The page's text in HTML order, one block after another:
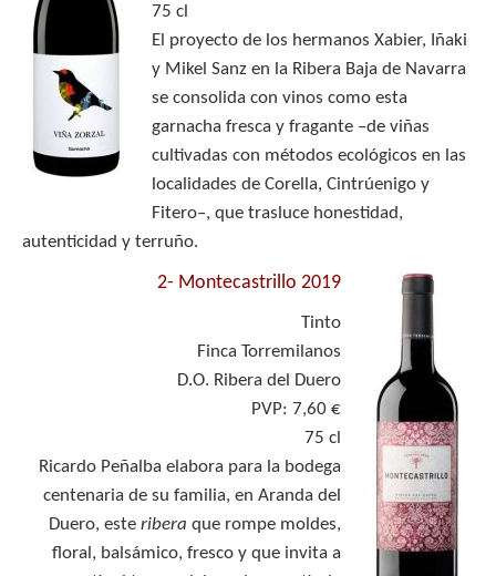
75 cl
El proyecto de los hermanos Xabier, Iñaki
y Mikel Sanz en la Ribera Baja de Navarra
se consolida con vinos como esta
garnacha fresca y fragante –de viñas
cultivadas con métodos ecológicos en las
localidades de Corella, Cintrúenigo y
Fitero–, que trasluce honestidad,
autenticidad y terruño.
2- Montecastrillo 2019
Tinto
Finca Torremilanos
D.O. Ribera del Duero
PVP: 7,60 €
75 cl
Ricardo Peñalba elabora para la bodega
centenaria de su familia, en Aranda del
Duero, este ribera que rompe moldes,
floral, balsámico, fresco y que invita a